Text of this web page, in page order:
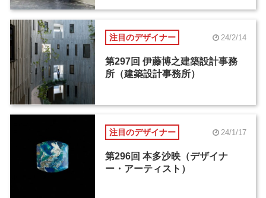
注目のデザイナー 24/2/14
第297回 伊藤博之建築設計事務
所（建築設計事務所）
注目のデザイナー 24/1/17
第296回 本多沙映（デザイナ
ー・アーティスト）